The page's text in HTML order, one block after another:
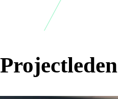
Projectleden